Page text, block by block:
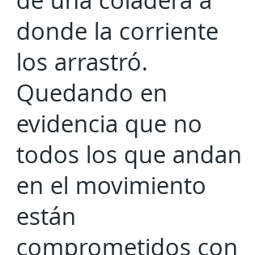
donde la corriente
los arrastró.
Quedando en
evidencia que no
todos los que andan
en el movimiento
están
comprometidos con